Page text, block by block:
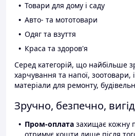
Товари для дому і саду
Авто- та мототовари
Одяг та взуття
Краса та здоров'я
Серед категорій, що найбільше
харчування та напої, зоотовари,
матеріали для ремонту,
Зручно, безпечно,
Пром-оплата захищає кожну